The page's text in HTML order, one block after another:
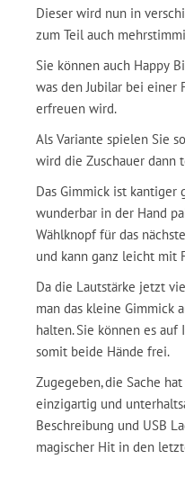
Dieser wird nun in
zum Teil auch
Sie können auch Happy
was den Jubilar bei einer
erfreuen wird.
Als Variante spielen Sie
wird die Zuschauer dann
Das Gimmick ist kantiger
wunderbar in der Hand
Wählknopf für das
und kann ganz leicht mit
Da die Lautstärke jetzt
man das kleine Gimmick
halten. Sie können es
somit beide Hände frei.
Zugegeben, die Sache
einzigartig und
Beschreibung und USB
magischer Hit in den